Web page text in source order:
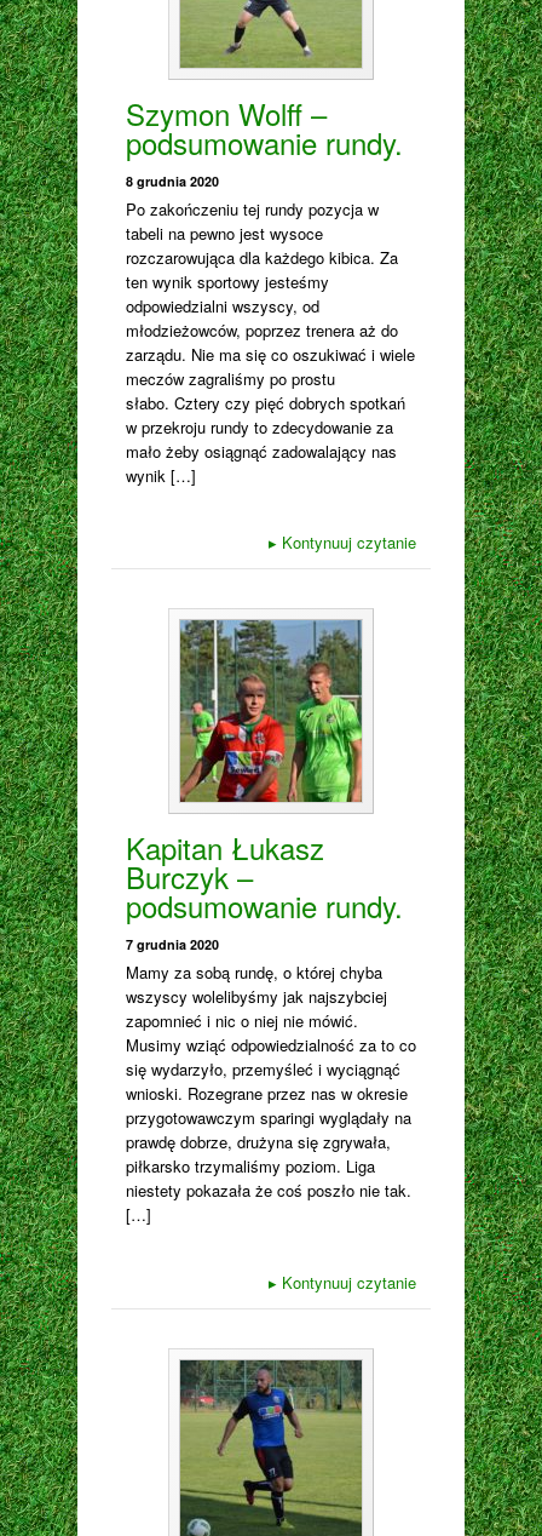
Szymon Wolff –
podsumowanie rundy.
8 grudnia 2020
Po zakończeniu tej rundy pozycja w
tabeli na pewno jest wysoce
rozczarowująca dla każdego kibica. Za
ten wynik sportowy jesteśmy
odpowiedzialni wszyscy, od
młodzieżowców, poprzez trenera aż do
zarządu. Nie ma się co oszukiwać i wiele
meczów zagraliśmy po prostu
słabo. Cztery czy pięć dobrych spotkań
w przekroju rundy to zdecydowanie za
mało żeby osiągnąć zadowalający nas
wynik […]
▸ Kontynuuj czytanie
Kapitan Łukasz
Burczyk –
podsumowanie rundy.
7 grudnia 2020
Mamy za sobą rundę, o której chyba
wszyscy wolelibyśmy jak najszybciej
zapomnieć i nic o niej nie mówić.
Musimy wziąć odpowiedzialność za to co
się wydarzyło, przemyśleć i wyciągnąć
wnioski. Rozegrane przez nas w okresie
przygotowawczym sparingi wyglądały na
prawdę dobrze, drużyna się zgrywała,
piłkarsko trzymaliśmy poziom. Liga
niestety pokazała że coś poszło nie tak.
[…]
▸ Kontynuuj czytanie